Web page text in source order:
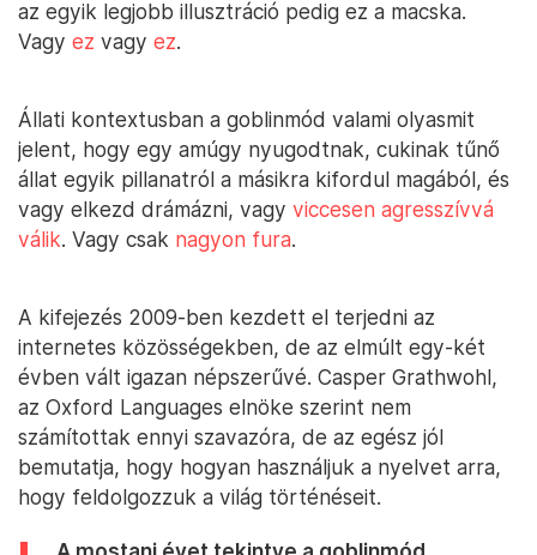
az egyik legjobb illusztráció pedig ez a macska.
Vagy ez vagy ez.
Állati kontextusban a goblinmód valami olyasmit
jelent, hogy egy amúgy nyugodtnak, cukinak tűnő
állat egyik pillanatról a másikra kifordul magából, és
vagy elkezd drámázni, vagy viccesen agresszívvá
válik. Vagy csak nagyon fura.
A kifejezés 2009-ben kezdett el terjedni az
internetes közösségekben, de az elmúlt egy-két
évben vált igazan népszerűvé. Casper Grathwohl,
az Oxford Languages elnöke szerint nem
számítottak ennyi szavazóra, de az egész jól
bemutatja, hogy hogyan használjuk a nyelvet arra,
hogy feldolgozzuk a világ történéseit.